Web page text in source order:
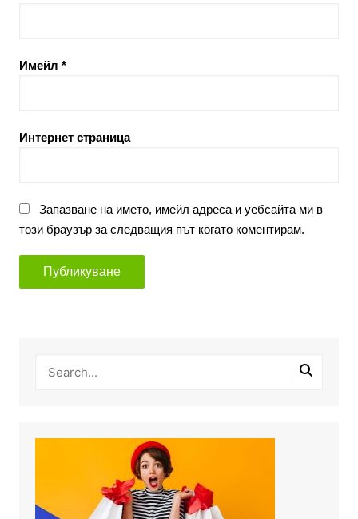
Имейл *
Интернет страница
Запазване на името, имейл адреса и уебсайта ми в
този браузър за следващия път когато коментирам.